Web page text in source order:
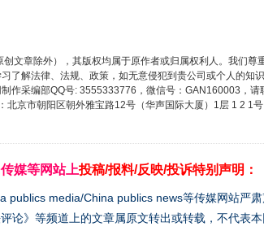
文章除外），其版权均属于原作者或归属权利人。我们
了解法律、法规、政策，如无意侵犯到贵公司或个人的知
作采编部QQ号: 3555333776，微信号：GAN160003，
京市朝阳区朝外雅宝路12号（华声国际大厦）1层 1 2 1
媒等网站上投稿/报料/反映/投诉特别声明：
media/China publics news等传媒网站严肃
论》等频道上的文章属原文转出或转载，不代表